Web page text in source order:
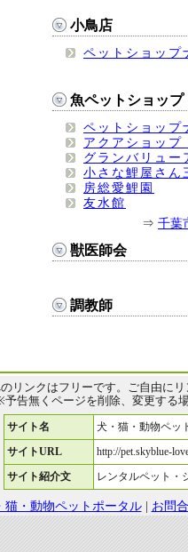
小鳥店
ペットショップ
魚ペットショップ
ペットショップ
アクアショップ
グランバリュー
小さな鯉屋さん
房総愛鯉園
友水館
⇒ 千葉
獣医師会
調教師
リンクはフリーです。ご自由に
予告無くページを削除、変更する
サイト名 犬・猫・動物ペッ
サイトURL http://pet.skyblue-
サイト紹介文 レンタルペット・
猫・動物ペットポータル| お問